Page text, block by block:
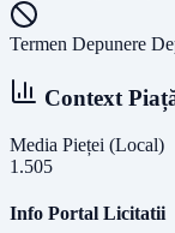
Termen Depunere
Context
Media Pieței (Local)
1.505
Info Portal Licitatii